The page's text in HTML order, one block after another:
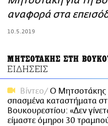
ΑΜΠΑ
αναφορά στα
10.5.2019
ΜΗΤΣΟΤΑΚΗΣ ΣΤΗ
ΕΙΔΗΣΕΙΣ
Βίντεο
Ο Μητσοτάκης
σπασμένα καταστήματα
Βουκουρεστίου: «Δεν
είμαστε όμηροι 30